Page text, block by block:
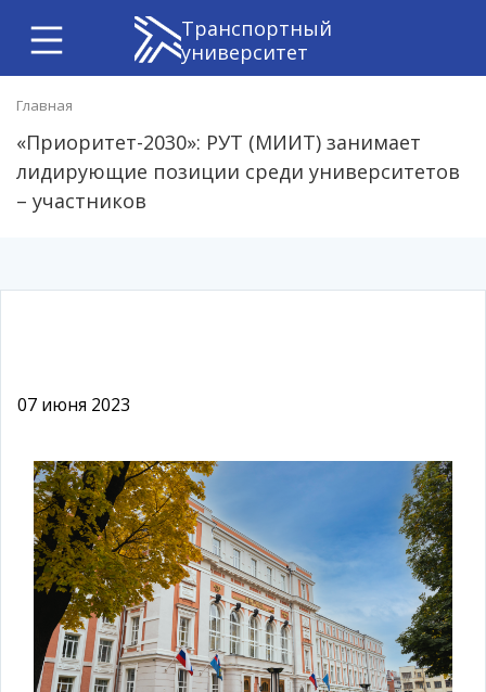
Транспортный
университет
Главная
«Приоритет-2030»: РУТ (МИИТ) занимает
лидирующие позиции среди университетов
– участников
07 июня 2023